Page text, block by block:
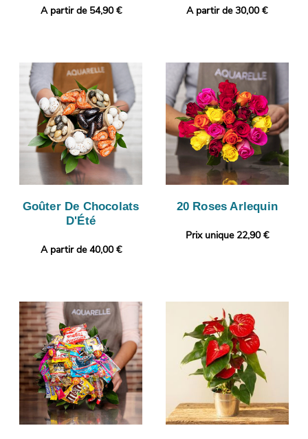
A partir de 54,90 € A partir de 30,00 €
Goûter De Chocolats
D'Été
A partir de 40,00 €
20 Roses Arlequin
Prix unique 22,90 €